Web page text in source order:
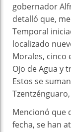
gobernador
detalló que,
Temporal
localizado
Morales, cinco
Ojo de Agua y
Estos se
Mencionó que
fecha, se han